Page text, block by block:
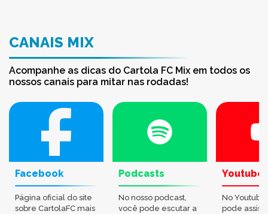
CANAIS MIX
Acompanhe as dicas do Cartola FC Mix em todos os
nossos canais para mitar nas rodadas!
Facebook
Página oficial do site
sobre CartolaFC mais
Podcasts
No nosso podcast,
você pode escutar a
Youtube
No
pode